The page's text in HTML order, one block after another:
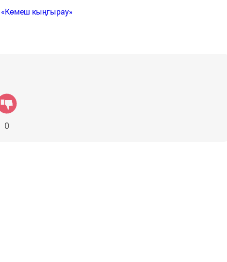
«Көмеш кыңгырау»
0